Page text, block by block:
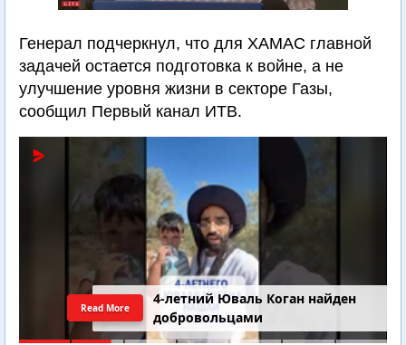
Генерал подчеркнул, что для ХАМАС главной
задачей остается подготовка к войне, а не
улучшение уровня жизни в секторе Газы,
сообщил Первый канал ИТВ.
4-летний Юваль Коган найден
добровольцами
Read More